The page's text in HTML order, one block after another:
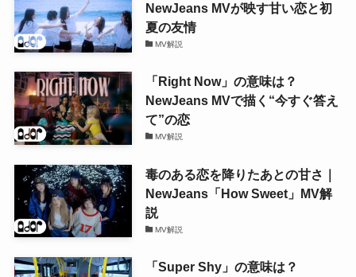
NewJeans MVが映す甘い恋と初
夏の友情
MV解説
「Right Now」の意味は？
NewJeans MVで描く“今すぐ答え
て”の恋
MV解説
毒のある恋を降りたあとの甘さ｜
NewJeans「How Sweet」MV解
説
MV解説
「Super Shy」の意味は？